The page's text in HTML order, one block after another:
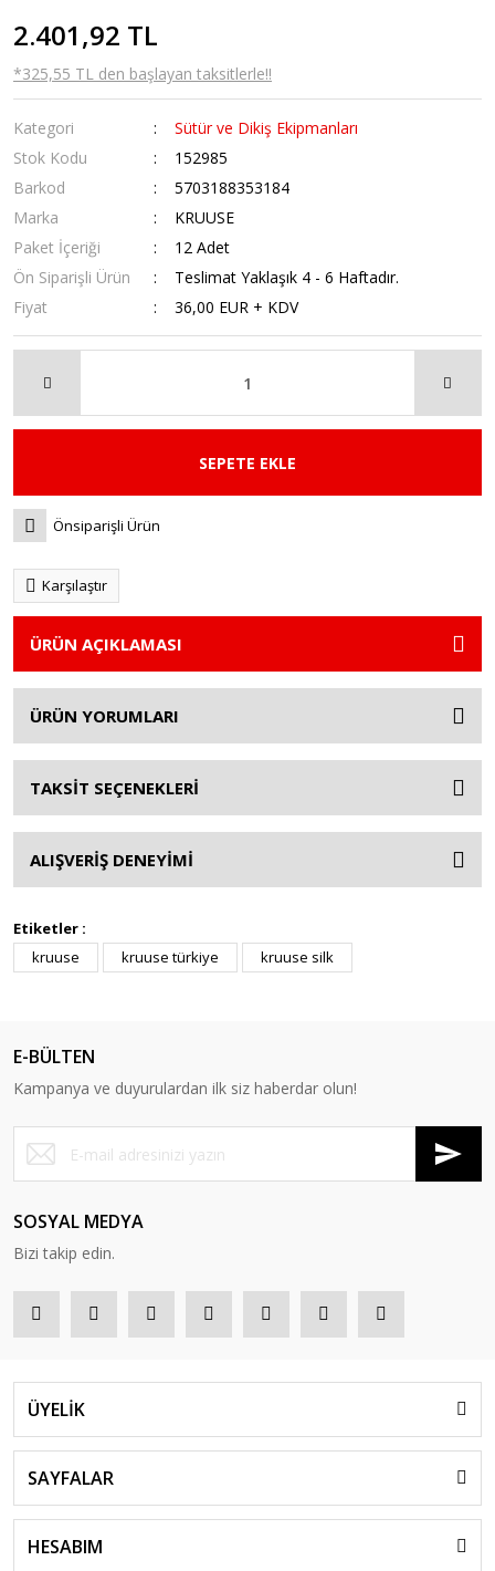
2.401,92 TL
*325,55 TL den başlayan taksitlerle!!
Kategori
Sütür ve Dikiş Ekipmanları
Stok Kodu
152985
Barkod
5703188353184
Marka
KRUUSE
Paket İçeriği
12 Adet
Ön Siparişli Ürün
Teslimat Yaklaşık 4 - 6 Haftadır.
Fiyat
36,00 EUR + KDV
SEPETE EKLE
Önsiparişli Ürün
Karşılaştır
ÜRÜN AÇIKLAMASI
ÜRÜN YORUMLARI
TAKSİT SEÇENEKLERİ
ALIŞVERİŞ DENEYİMİ
Etiketler :
kruuse
kruuse türkiye kruuse silk
E-BÜLTEN
Kampanya ve duyurulardan ilk siz haberdar olun!
SOSYAL MEDYA
Bizi takip edin.
ÜYELİK
SAYFALAR
HESABIM